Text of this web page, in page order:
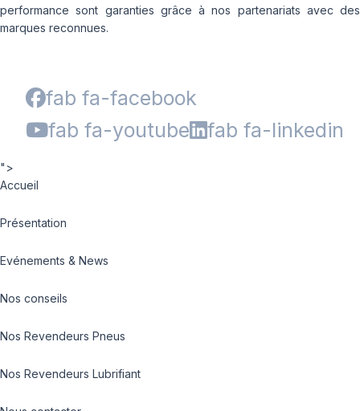
performance sont garanties grâce à nos partenariats avec des
marques reconnues.
fab fa-facebook
fab fa-youtube
fab fa-linkedin
">
Accueil
Présentation
Evénements & News
Nos conseils
Nos Revendeurs Pneus
Nos Revendeurs Lubrifiant